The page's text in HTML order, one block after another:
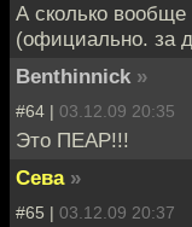
А сколько
(официально. за
Benthinnick »
#64 | 03.12.09 20:35
Это ПЕАР!!!
Сева »
#65 | 03.12.09 20:37